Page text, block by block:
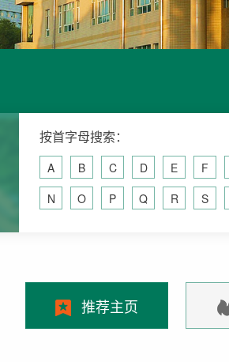
按首字母搜索：
A B C D E F
N
O P Q R S
推荐主页